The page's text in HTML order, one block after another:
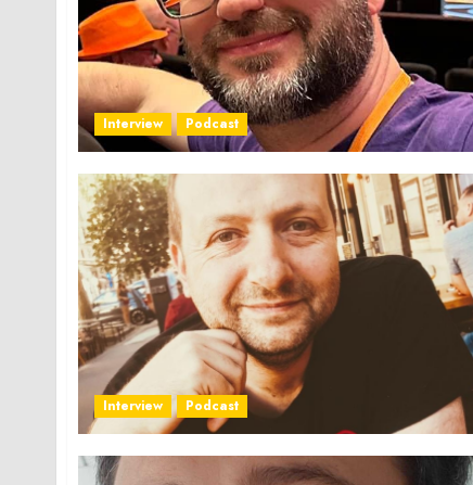
Interview Podcast
Interview Podcast